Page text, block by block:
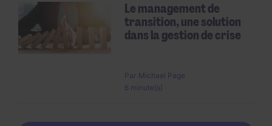
Le management de
transition, une solution
dans la gestion de crise
Par Michael Page
6 minute(s)